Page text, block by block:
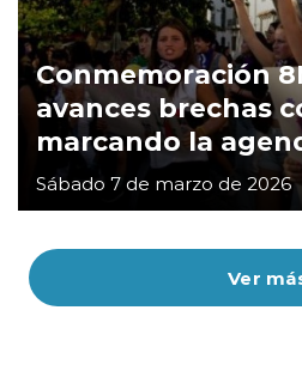
Ver
Conmemoración
avances brechas
marcando la
Sábado 7 de marzo de 2026